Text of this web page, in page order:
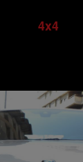
4x4